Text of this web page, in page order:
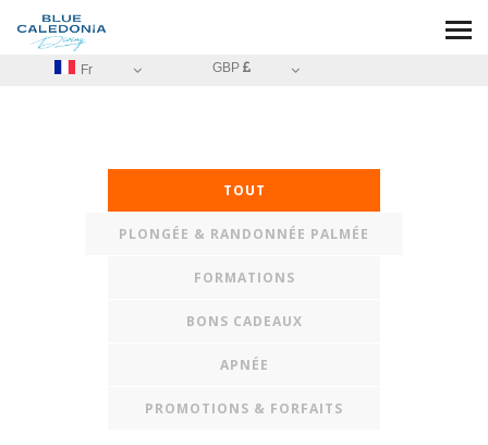
Fr GBP
TOUT
PLONGÉE & RANDONNÉE PALMÉE
FORMATIONS
BONS CADEAUX
APNÉE
PROMOTIONS & FORFAITS